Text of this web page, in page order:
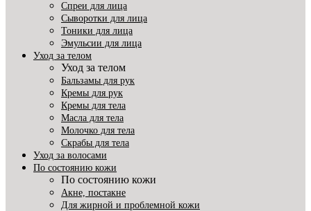
Спреи для лица
Сыворотки для лица
Тоники для лица
Эмульсии для лица
Уход за телом
Уход за телом
Бальзамы для рук
Кремы для рук
Кремы для тела
Масла для тела
Молочко для тела
Скрабы для тела
Уход за волосами
По состоянию кожи
По состоянию кожи
Акне, постакне
Для жирной и проблемной кожи